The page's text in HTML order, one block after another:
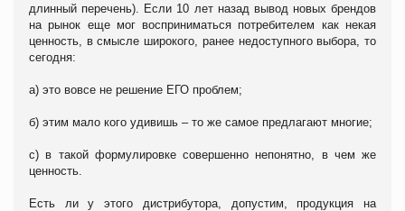
длинный перечень). Если 10 лет назад вывод новых брендов
на рынок еще мог восприниматься потребителем как некая
ценность, в смысле широкого, ранее недоступного выбора, то
сегодня:
а) это вовсе не решение ЕГО проблем;
б) этим мало кого удивишь – то же самое предлагают многие;
с) в такой формулировке совершенно непонятно, в чем же
ценность.
Есть ли у этого дистрибутора, допустим, продукция на